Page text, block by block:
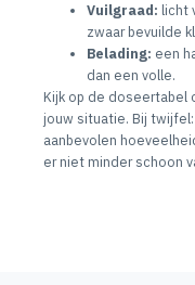
Vuilgraad: licht
zwaar bevuilde
Belading: een
dan een volle.
Kijk op de doseertabel
jouw situatie. Bij
aanbevolen
er niet minder schoon